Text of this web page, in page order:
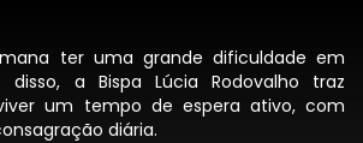
ter uma grande dificuldade em
a Bispa Lúcia Rodovalho traz
um tempo de espera ativo, com
diária.